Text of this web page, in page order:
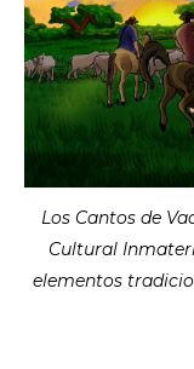
Los Cantos de
Cultural
elementos